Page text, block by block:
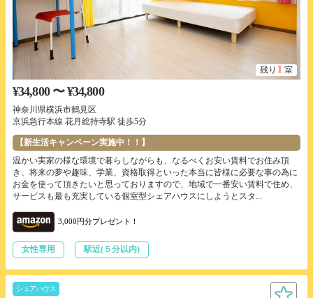
残り 1 室
¥34,800 〜 ¥34,800
神奈川県横浜市鶴見区
京浜急行本線 花月総持寺駅 徒歩5分
【新生活キャンペーン実施中！！】
温かい実家の様な環境で暮らしながらも、なるべくお安い賃料でお住み頂
き、将来の夢や趣味、学業、資格取得といった本当に皆様に必要な事の為に
お金を使って頂きたいと思っておりますので、地域で一番安い賃料で住め、
サービスも最も充実している個室型シェアハウスにしようとスタ...
3,000円分プレゼント！
女性専用 駅近(５分以内)
シェアハウス